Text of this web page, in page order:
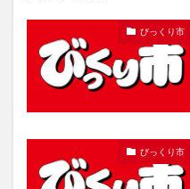
びっくり市
びっくり市